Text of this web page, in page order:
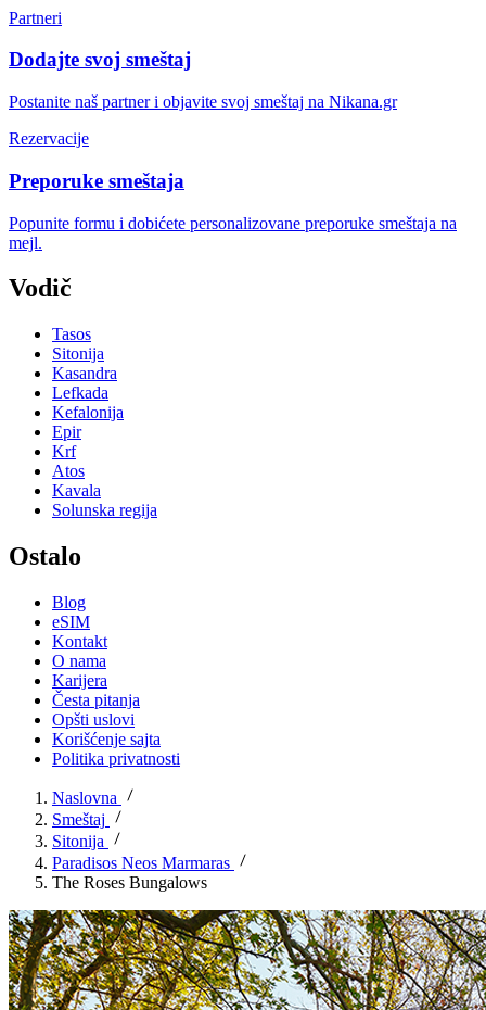
Partneri
Dodajte svoj smeštaj
Postanite naš partner i objavite svoj smeštaj na Nikana.gr
Rezervacije
Preporuke smeštaja
Popunite formu i dobićete personalizovane preporuke smeštaja na
mejl.
Vodič
Tasos
Sitonija
Kasandra
Lefkada
Kefalonija
Epir
Krf
Atos
Kavala
Solunska regija
Ostalo
Blog
eSIM
Kontakt
O nama
Karijera
Česta pitanja
Opšti uslovi
Korišćenje sajta
Politika privatnosti
Naslovna
Smeštaj
Sitonija
Paradisos Neos Marmaras
The Roses Bungalows